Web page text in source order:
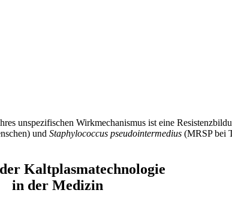
unspezifischen Wirkmechanismus ist eine
und Staphylococcus pseudointermedius (MRSP bei
Kaltplasmatechnologie
in der Medizin